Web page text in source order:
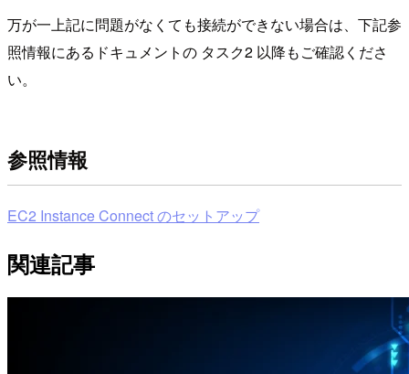
万が一上記に問題がなくても接続ができない場合は、下記参
照情報にあるドキュメントの タスク2 以降もご確認くださ
い。
参照情報
EC2 Instance Connect のセットアップ
関連記事